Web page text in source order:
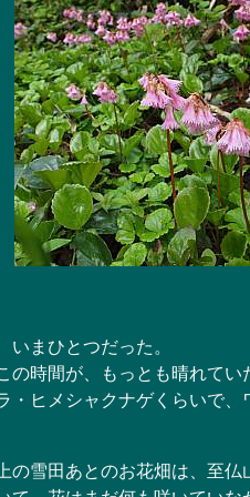
まひとつだった。
時間が、もっとも晴れてい
ヒメシャクナゲくらいで、
雪田あとのお花畑は、至仏